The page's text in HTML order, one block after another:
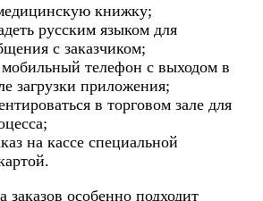
книжку;
русским языком для
с заказчиком;
мобильный телефон с выходом в
загрузки приложения;
в торговом зале для
на кассе специальной
особенно подходит